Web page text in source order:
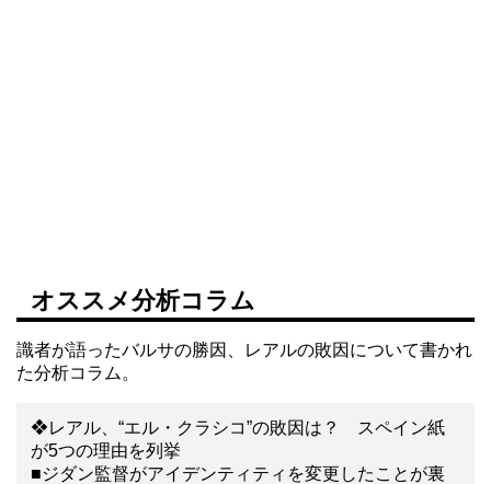
オススメ分析コラム
識者が語ったバルサの勝因、レアルの敗因について書かれ
た分析コラム。
❖レアル、“エル・クラシコ”の敗因は？ スペイン紙
が5つの理由を列挙
■ジダン監督がアイデンティティを変更したことが裏